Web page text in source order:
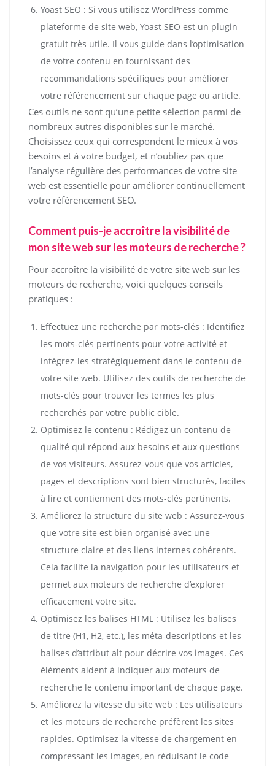
Yoast SEO : Si vous utilisez WordPress comme
plateforme de site web, Yoast SEO est un plugin
gratuit très utile. Il vous guide dans l’optimisation
de votre contenu en fournissant des
recommandations spécifiques pour améliorer
votre référencement sur chaque page ou article.
Ces outils ne sont qu’une petite sélection parmi de
nombreux autres disponibles sur le marché.
Choisissez ceux qui correspondent le mieux à vos
besoins et à votre budget, et n’oubliez pas que
l’analyse régulière des performances de votre site
web est essentielle pour améliorer continuellement
votre référencement SEO.
Comment puis-je accroître la visibilité de
mon site web sur les moteurs de recherche ?
Pour accroître la visibilité de votre site web sur les
moteurs de recherche, voici quelques conseils
pratiques :
Effectuez une recherche par mots-clés : Identifiez
les mots-clés pertinents pour votre activité et
intégrez-les stratégiquement dans le contenu de
votre site web. Utilisez des outils de recherche de
mots-clés pour trouver les termes les plus
recherchés par votre public cible.
Optimisez le contenu : Rédigez un contenu de
qualité qui répond aux besoins et aux questions
de vos visiteurs. Assurez-vous que vos articles,
pages et descriptions sont bien structurés, faciles
à lire et contiennent des mots-clés pertinents.
Améliorez la structure du site web : Assurez-vous
que votre site est bien organisé avec une
structure claire et des liens internes cohérents.
Cela facilite la navigation pour les utilisateurs et
permet aux moteurs de recherche d’explorer
efficacement votre site.
Optimisez les balises HTML : Utilisez les balises
de titre (H1, H2, etc.), les méta-descriptions et les
balises d’attribut alt pour décrire vos images. Ces
éléments aident à indiquer aux moteurs de
recherche le contenu important de chaque page.
Améliorez la vitesse du site web : Les utilisateurs
et les moteurs de recherche préfèrent les sites
rapides. Optimisez la vitesse de chargement en
compressant les images, en réduisant le code